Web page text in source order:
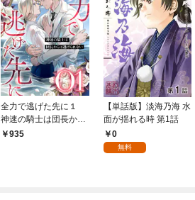
全力で逃げた先に１
神速の騎士は団長から
は逃げられない
935
【単話版】淡海乃海 水
面が揺れる時 第1話
0
無料